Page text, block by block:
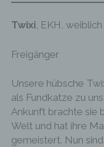
Twixi, EKH,
Freigänger
Unsere hübsche
als Fundkatze zu
Ankunft brachte sie
Welt und hat ihre
gemeistert. Nun